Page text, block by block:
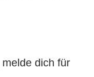
dich für